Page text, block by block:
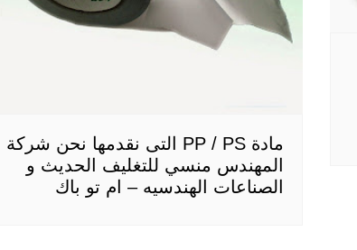
مادة PP / PS التى نقدمها نحن شركة
المهندس منسي للتغليف الحديث و
الصناعات الهندسيه – ام تو باك